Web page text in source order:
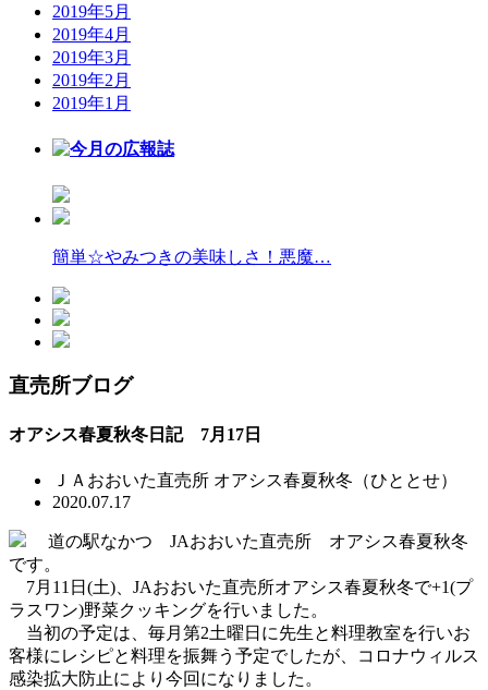
2019年5月
2019年4月
2019年3月
2019年2月
2019年1月
簡単☆やみつきの美味しさ！悪魔…
直売所ブログ
オアシス春夏秋冬日記 7月17日
ＪＡおおいた直売所 オアシス春夏秋冬（ひととせ）
2020.07.17
道の駅なかつ JAおおいた直売所 オアシス春夏秋冬
です。
7月11日(土)、JAおおいた直売所オアシス春夏秋冬で+1(プ
ラスワン)野菜クッキングを行いました。
当初の予定は、毎月第2土曜日に先生と料理教室を行いお
客様にレシピと料理を振舞う予定でしたが、コロナウィルス
感染拡大防止により今回になりました。